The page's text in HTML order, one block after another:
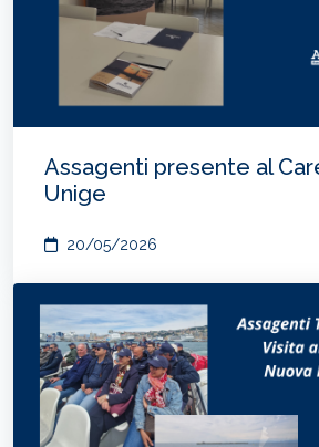
Assagenti presente al
Unige
20/05/2026